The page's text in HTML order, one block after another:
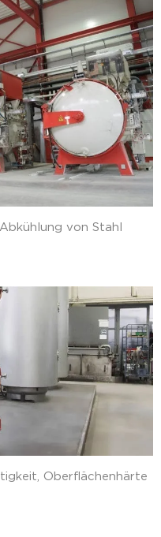
von Stahl
Oberflächenhärte